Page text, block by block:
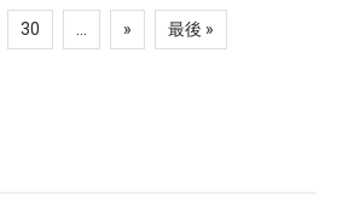
30 ... » 最後 »